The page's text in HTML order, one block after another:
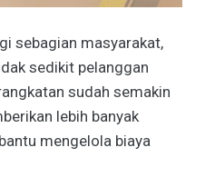
sebagian masyarakat,
sedikit pelanggan
sudah semakin
lebih banyak
mengelola biaya